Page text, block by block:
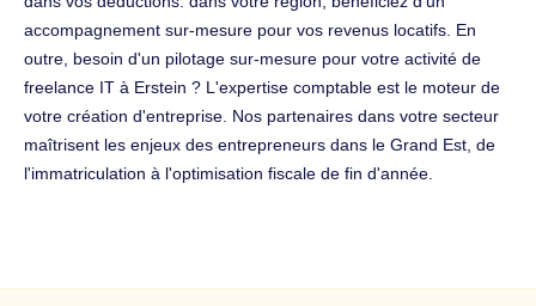
accompagnement sur-mesure pour vos revenus locatifs. En
outre, besoin d'un pilotage sur-mesure pour votre activité de
freelance IT à Erstein ? L'expertise comptable est le moteur de
votre création d'entreprise. Nos partenaires dans votre secteur
maîtrisent les enjeux des entrepreneurs dans le Grand Est, de
l'immatriculation à l'optimisation fiscale de fin d'année.